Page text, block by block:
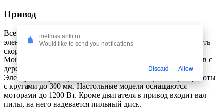
Привод
Все циркулярные станки оснащаются довольно мощными
электромоторами, позволяющими пильному кругу развивать
скорость, достаточную для аккуратной и чистой резки.
Мощный двигатель не перегреется при работе 8 — 10 часов с
деревом твердых пород или крупными бревнами.
Электромотор мощностью около 1500 Вт подходит для работы
с кругами до 300 мм. Настольные модели оснащаются
моторами до 1200 Вт. Кроме двигателя в привод входит вал
пилы, на него надевается пильный диск.
metmastanki.ru
Would like to send you notifications
Discard Allow